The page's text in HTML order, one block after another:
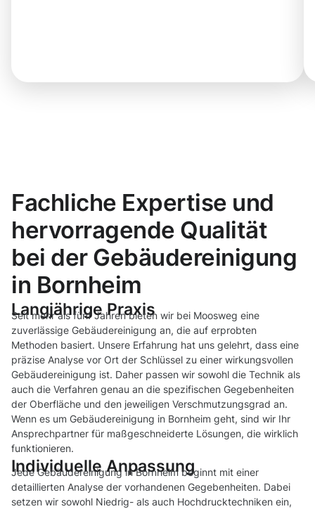
Fachliche Expertise und
hervorragende Qualität
bei der Gebäudereinigung
in Bornheim
Langjährige Praxis
Seit mehr als fünf Jahren bieten wir bei Moosweg eine
zuverlässige Gebäudereinigung an, die auf erprobten
Methoden basiert. Unsere Erfahrung hat uns gelehrt, dass eine
präzise Analyse vor Ort der Schlüssel zu einer wirkungsvollen
Gebäudereinigung ist. Daher passen wir sowohl die Technik als
auch die Verfahren genau an die spezifischen Gegebenheiten
der Oberfläche und den jeweiligen Verschmutzungsgrad an.
Wenn es um Gebäudereinigung in Bornheim geht, sind wir Ihr
Ansprechpartner für maßgeschneiderte Lösungen, die wirklich
funktionieren.
Individuelle Anpassung
Jede Gebäudereinigung in Bornheim beginnt mit einer
detaillierten Analyse der vorhandenen Gegebenheiten. Dabei
setzen wir sowohl Niedrig- als auch Hochdrucktechniken ein,